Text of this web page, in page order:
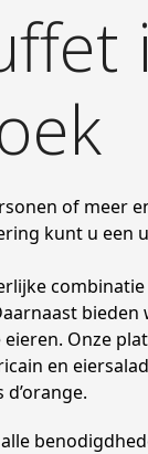
of meer
kunt u
Onze
en